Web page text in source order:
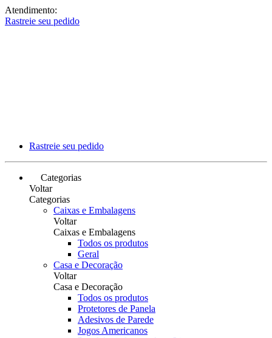
Atendimento:
Rastreie seu pedido
Rastreie seu pedido
Categorias
Voltar
Categorias
Caixas e Embalagens
Voltar
Caixas e Embalagens
Todos os produtos
Geral
Casa e Decoração
Voltar
Casa e Decoração
Todos os produtos
Protetores de Panela
Adesivos de Parede
Jogos Americanos